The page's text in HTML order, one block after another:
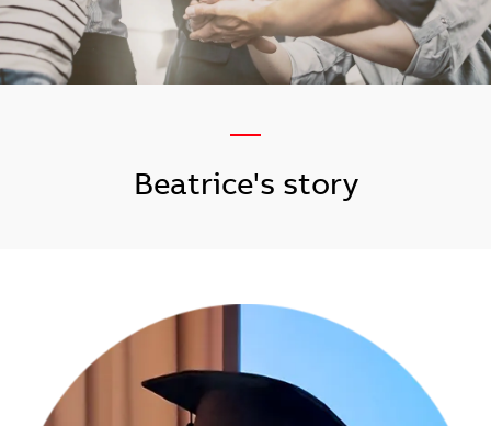
—
​​​​​​​Beatrice's story